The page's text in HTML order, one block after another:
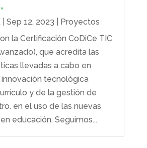
| Sep 12, 2023
Proyectos
la Certificación CoDiCe TIC
que acredita las
llevadas a cabo en
tecnológica
y de la gestión de
en el uso de las nuevas
educación. Seguimos...